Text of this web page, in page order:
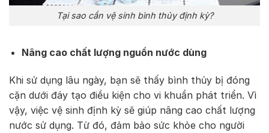
Tại sao cần vệ sinh bình thủy định kỳ?
Nâng cao chất lượng nguồn nước dùng
Khi sử dụng lâu ngày, bạn sẽ thấy bình thủy bị đóng
cặn dưới đáy tạo điều kiện cho vi khuẩn phát triển. Vì
vậy, việc vệ sinh định kỳ sẽ giúp nâng cao chất lượng
nước sử dụng. Từ đó, đảm bảo sức khỏe cho người